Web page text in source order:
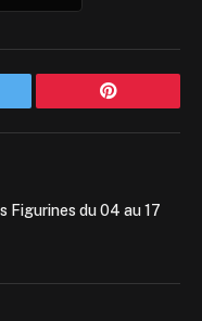
Pinterest
Figurines du 04 au 17